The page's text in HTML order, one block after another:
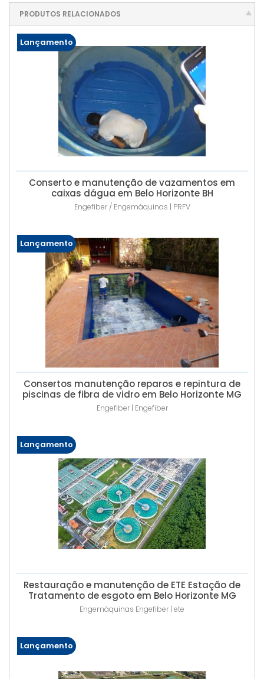
PRODUTOS RELACIONADOS
Lançamento
Conserto e manutenção de vazamentos em
caixas dágua em Belo Horizonte BH
Engefiber / Engemáquinas | PRFV
Lançamento
Consertos manutenção reparos e repintura de
piscinas de fibra de vidro em Belo Horizonte MG
Engefiber | Engefiber
Lançamento
Restauração e manutenção de ETE Estação de
Tratamento de esgoto em Belo Horizonte MG
Engemáquinas Engefiber | ete
Lançamento